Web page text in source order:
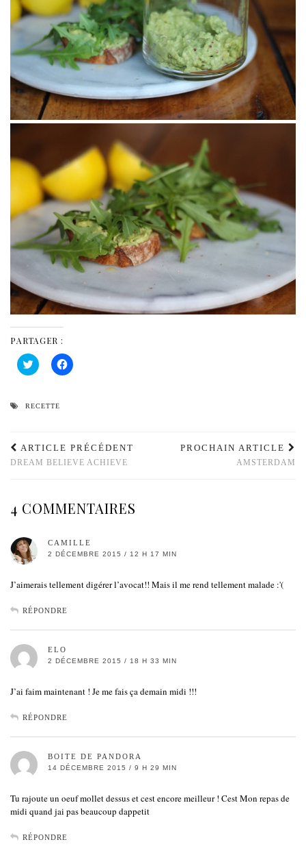
PARTAGER :
Cliquez
pour
dans
Cliquez
pour
RECETTE
ARTICLE PRÉCÉDENT
DREAM BELIEVE ACHIEVE
PROCHAIN ARTICLE
AMSTERDAM
4 COMMENTAIRES
CAMILLE
2 DÉCEMBRE 2015 / 12 H 17 MIN
J’aimerais tellement digérer l’avocat!! Mais il me rend tellement malade :'(
RÉPONDRE
ELO
2 DÉCEMBRE 2015 / 18 H 33 MIN
J’ai faim maintenant ! Je me fais ça demain midi !!!
RÉPONDRE
BOITE DE PANDORA
14 DÉCEMBRE 2015 / 9 H 29 MIN
Tu rajoute un oeuf mollet dessus et cest encore meilleur ! Cest Mon repas de
midi quand jai pas beaucoup dappetit
RÉPONDRE